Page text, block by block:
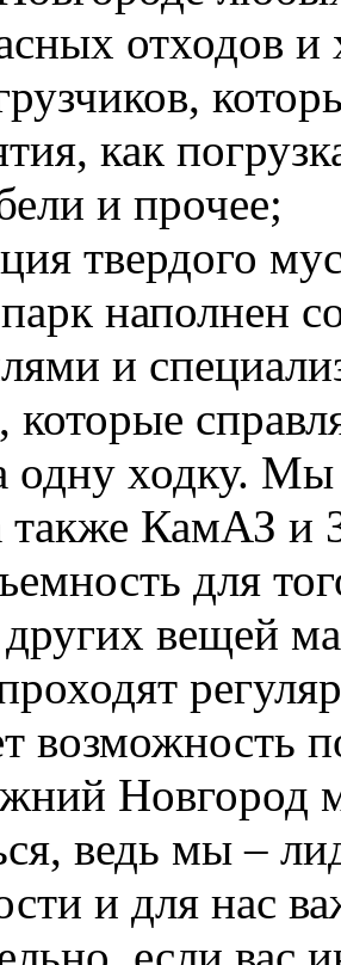
отходов и
как
и прочее;
твердого
наполнен
и
которые
одну ходку. Мы
также КамАЗ
для
вещей
возможность
Новгород
ведь мы –
и для нас